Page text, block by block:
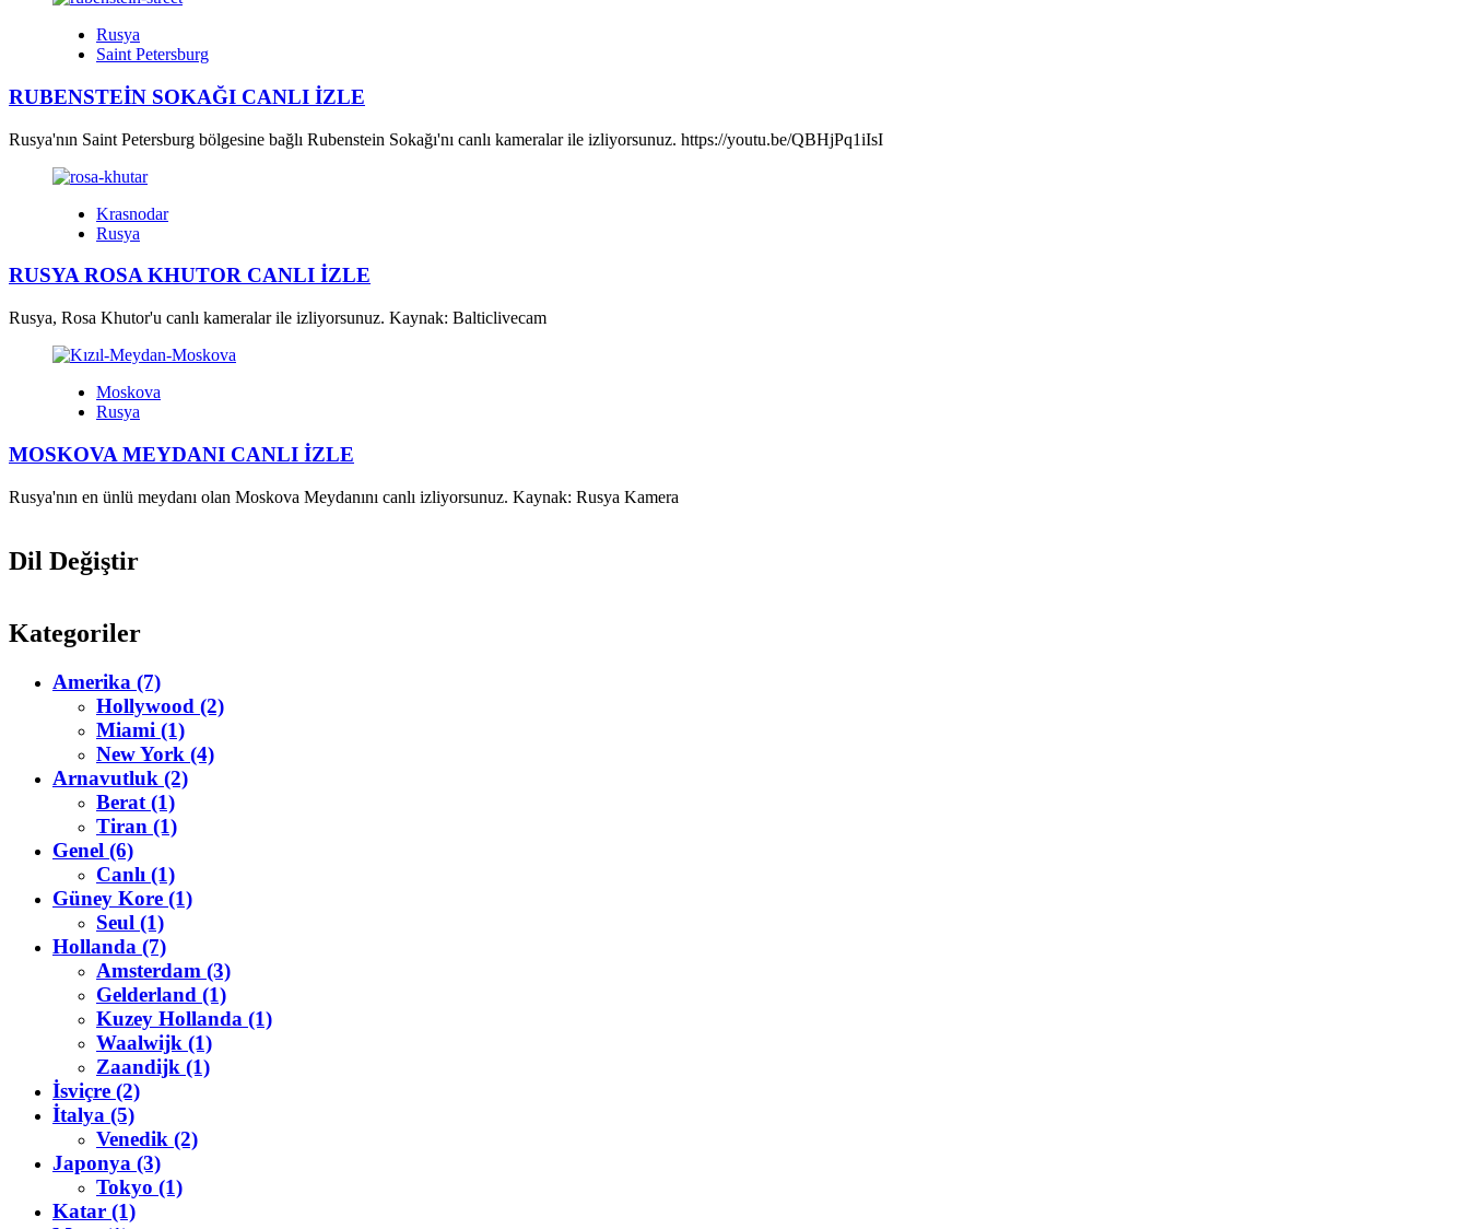
Rusya
Saint Petersburg
RUBENSTEİN SOKAĞI CANLI İZLE
Rusya'nın Saint Petersburg bölgesine bağlı Rubenstein Sokağı'nı canlı kameralar ile izliyorsunuz. https://youtu.be/QBHjPq1iIsI
Krasnodar
Rusya
RUSYA ROSA KHUTOR CANLI İZLE
Rusya, Rosa Khutor'u canlı kameralar ile izliyorsunuz. Kaynak: Balticlivecam
Moskova
Rusya
MOSKOVA MEYDANI CANLI İZLE
Rusya'nın en ünlü meydanı olan Moskova Meydanını canlı izliyorsunuz. Kaynak: Rusya Kamera
Dil Değiştir
Kategoriler
Amerika (7)
Hollywood (2)
Miami (1)
New York (4)
Arnavutluk (2)
Berat (1)
Tiran (1)
Genel (6)
Canlı (1)
Güney Kore (1)
Seul (1)
Hollanda (7)
Amsterdam (3)
Gelderland (1)
Kuzey Hollanda (1)
Waalwijk (1)
Zaandijk (1)
İsviçre (2)
İtalya (5)
Venedik (2)
Japonya (3)
Tokyo (1)
Katar (1)